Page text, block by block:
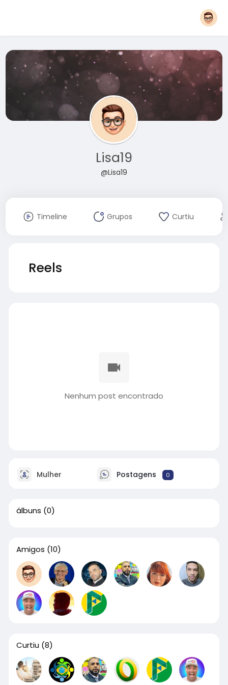
Lisa19
@Lisa19
Timeline Grupos Curtiu
Reels
Nenhum post encontrado
Mulher Postagens 0
álbuns (0)
Amigos (10)
Curtiu (8)